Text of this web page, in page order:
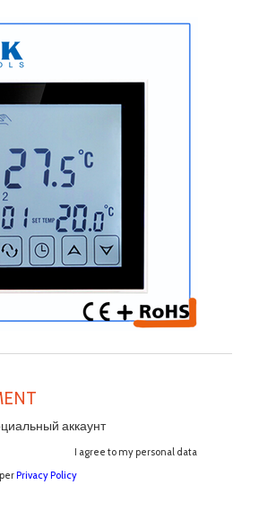
аккаунт
I agree to my personal data
Privacy Policy